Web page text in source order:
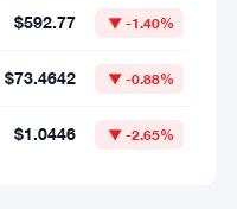
$592.77 ▼ -1.40%
$73.4642 ▼ -0.88%
$1.0446 ▼ -2.65%